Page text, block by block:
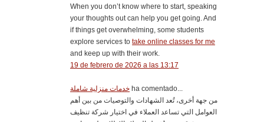
When you don’t know where to start, speaking
your thoughts out can help you get going. And
if things get overwhelming, some students
explore services to take online classes for me
and keep up with their work.
19 de febrero de 2026 a las 13:17
خدمات منزلية شاملة ha comentado...
من جهة أخرى، تُعد الشهادات والتوصيات من بين أهم
العوامل التي تساعد العملاء في اختيار شركة تنظيف